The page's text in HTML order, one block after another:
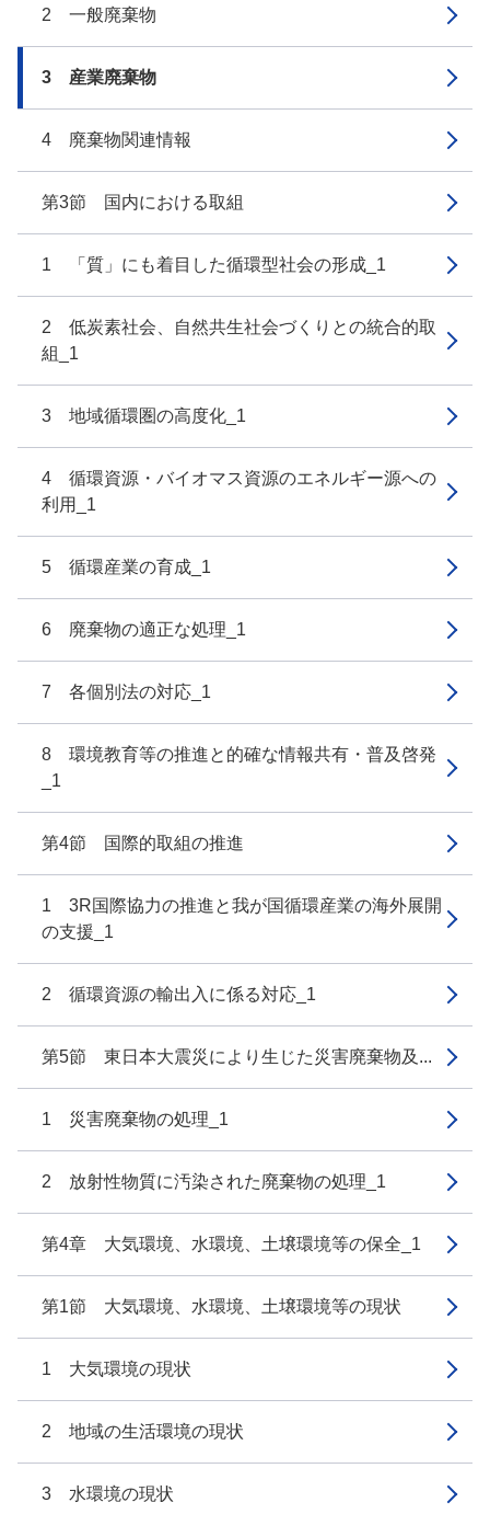
2 一般廃棄物
3 産業廃棄物
4 廃棄物関連情報
第3節 国内における取組
1 「質」にも着目した循環型社会の形成_1
2 低炭素社会、自然共生社会づくりとの統合的取
組_1
3 地域循環圏の高度化_1
4 循環資源・バイオマス資源のエネルギー源への
利用_1
5 循環産業の育成_1
6 廃棄物の適正な処理_1
7 各個別法の対応_1
8 環境教育等の推進と的確な情報共有・普及啓発
_1
第4節 国際的取組の推進
1 3R国際協力の推進と我が国循環産業の海外展開
の支援_1
2 循環資源の輸出入に係る対応_1
第5節 東日本大震災により生じた災害廃棄物及...
1 災害廃棄物の処理_1
2 放射性物質に汚染された廃棄物の処理_1
第4章 大気環境、水環境、土壌環境等の保全_1
第1節 大気環境、水環境、土壌環境等の現状
1 大気環境の現状
2 地域の生活環境の現状
3 水環境の現状